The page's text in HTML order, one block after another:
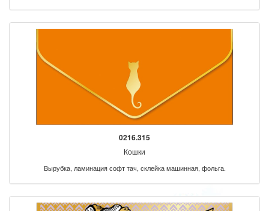
0216.315
Кошки
Вырубка, ламинация софт тач, склейка машинная, фольга.